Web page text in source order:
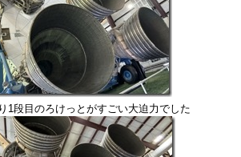
1段目のろけっとがすごい大迫力でした